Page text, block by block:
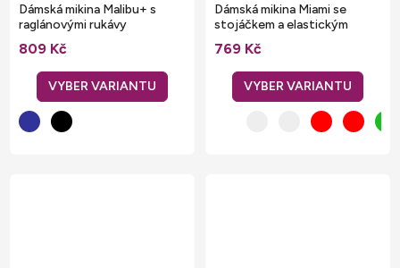
Dámská mikina Malibu+ s
raglánovými rukávy
809 Kč
Dámská mikina Miami se
stojáčkem a elastickým
žebrováním
769 Kč